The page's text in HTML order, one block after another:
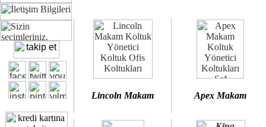
Ofisinizin dekorasyonunda ergonomi ve kaliteye önem
Çünkü sitemizde bulunan seçkin bürosit, goldsit ve modern
Size yakışan ofis koltuk tasarımına gelin birlikte karar verelim.
Kalite ve ergonomiyi arıyanların tercihi...Yılmaz Büro Mobilya
Lincoln Makam Apex Makam